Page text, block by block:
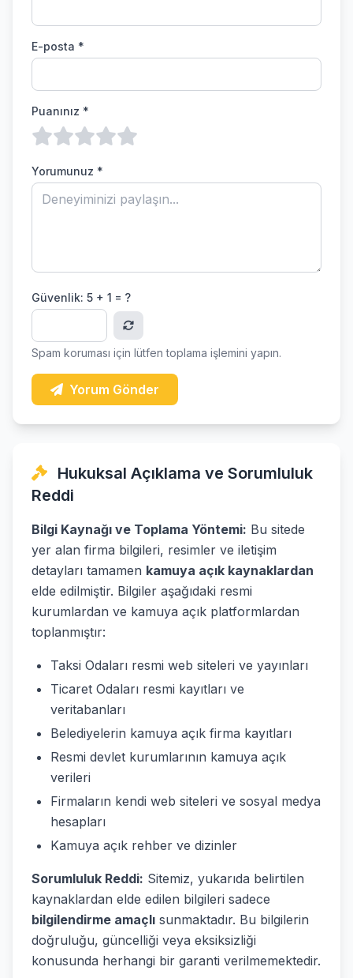
E-posta *
Puanınız *
Yorumunuz *
Güvenlik: 5 + 1 = ?
Spam koruması için lütfen toplama işlemini yapın.
Yorum Gönder
Hukuksal Açıklama ve Sorumluluk
Reddi
Bilgi Kaynağı ve Toplama Yöntemi: Bu sitede
yer alan firma bilgileri, resimler ve iletişim
detayları tamamen kamuya açık kaynaklardan
elde edilmiştir. Bilgiler aşağıdaki resmi
kurumlardan ve kamuya açık platformlardan
toplanmıştır:
Taksi Odaları resmi web siteleri ve yayınları
Ticaret Odaları resmi kayıtları ve
veritabanları
Belediyelerin kamuya açık firma kayıtları
Resmi devlet kurumlarının kamuya açık
verileri
Firmaların kendi web siteleri ve sosyal medya
hesapları
Kamuya açık rehber ve dizinler
Sorumluluk Reddi: Sitemiz, yukarıda belirtilen
kaynaklardan elde edilen bilgileri sadece
bilgilendirme amaçlı sunmaktadır. Bu bilgilerin
doğruluğu, güncelliği veya eksiksizliği
konusunda herhangi bir garanti verilmemektedir.